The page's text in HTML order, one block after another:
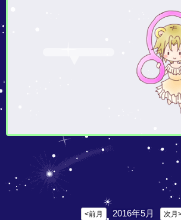
<前月 2016年5月 次月